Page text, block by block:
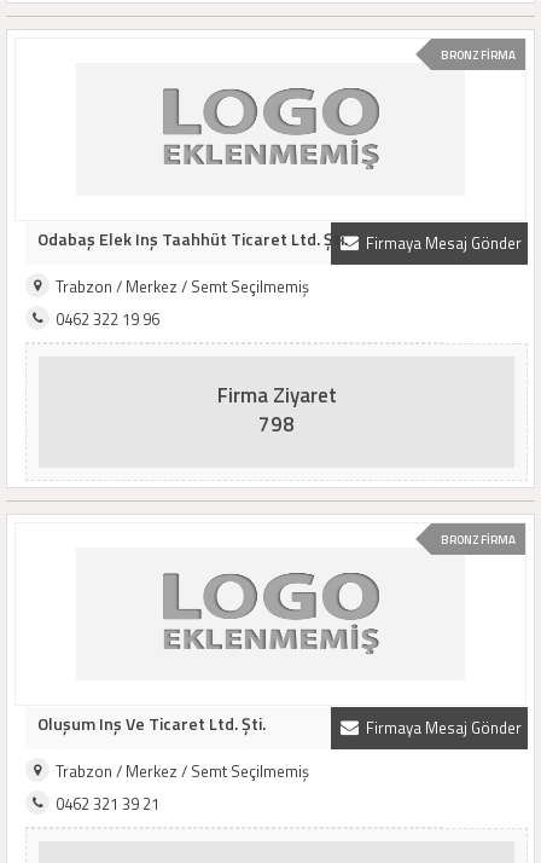
BRONZ FİRMA
Firmaya Mesaj Gönder
Odabaş Elek Inş Taahhüt Ticaret Ltd. Şti.
Trabzon / Merkez / Semt Seçilmemiş
0462 322 19 96
Firma Ziyaret
798
BRONZ FİRMA
Firmaya Mesaj Gönder
Oluşum Inş Ve Ticaret Ltd. Şti.
Trabzon / Merkez / Semt Seçilmemiş
0462 321 39 21